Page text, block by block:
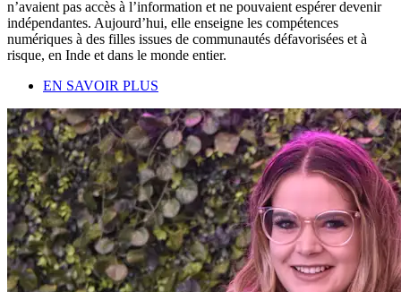
n’avaient pas accès à l’information et ne pouvaient espérer devenir
indépendantes. Aujourd’hui, elle enseigne les compétences
numériques à des filles issues de communautés défavorisées et à
risque, en Inde et dans le monde entier.
EN SAVOIR PLUS